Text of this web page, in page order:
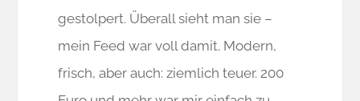
gestolpert. Überall sieht man sie –
mein Feed war voll damit. Modern,
frisch, aber auch: ziemlich teuer. 200